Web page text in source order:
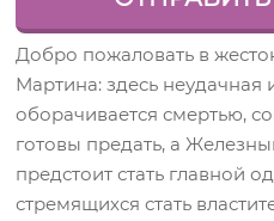
Добро пожаловать в
Мартина: здесь неудачная
оборачивается смертью,
готовы предать, а
предстоит стать главной
стремящихся стать